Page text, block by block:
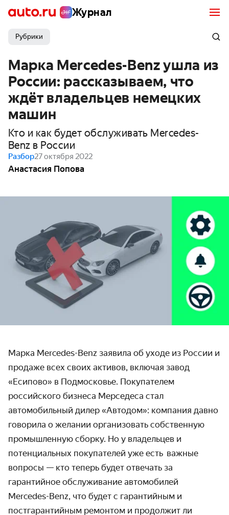
Журнал
Рубрики
Марка Mercedes-Benz ушла из
России: рассказываем, что
ждёт владельцев немецких
машин
Кто и как будет обслуживать Mercedes-
Benz в России
Разбор27 октября 2022
Анастасия Попова
Марка Mercedes-Benz заявила об уходе из России и
продаже всех своих активов, включая завод
«Есипово» в Подмосковье. Покупателем
российского бизнеса Мерседеса стал
автомобильный дилер «Автодом»: компания давно
говорила о желании организовать собственную
промышленную сборку. Но у владельцев и
потенциальных покупателей уже есть важные
вопросы — кто теперь будет отвечать за
гарантийное обслуживание автомобилей
Mercedes-Benz, что будет с гарантийным и
постгарантийным ремонтом и продолжит ли